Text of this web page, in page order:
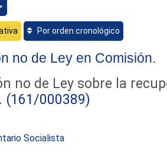
Por orden cronológico
no de Ley en Comisión.
no de Ley sobre la
(161/000389)
Socialista